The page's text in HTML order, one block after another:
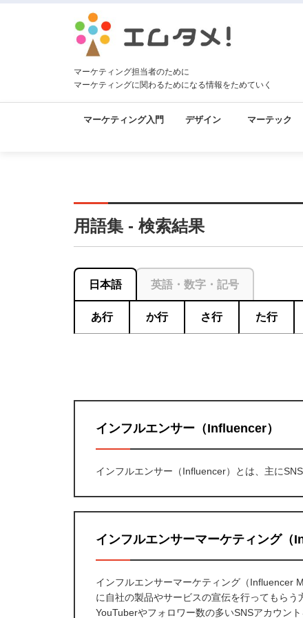
マーケティング担当者のために
マーケティングに関わるためになる情報をためていく
マーケティング入門 デザイン マーテック
用語集 - 検索結果
日本語 英語・数字・記号
あ行 か行 さ行 た行
インフルエンサー（Influencer）
インフルエンサー（Influencer）とは、主に
インフルエンサーマーケティング（
インフルエンサーマーケティング（Influencer
に自社の製品やサービスの宣伝を行ってもら
YouTuberやフォロワー数の多いSNSアカウン